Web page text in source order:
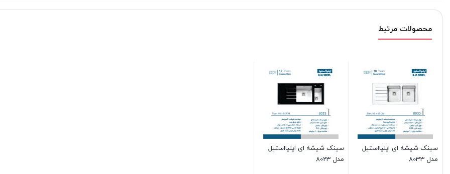
محصولات مرتبط
سینک شیشه ای ایلیااستیل
مدل 8033
سینک شیشه ای ایلیااستیل
مدل 8023